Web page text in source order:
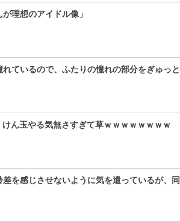
理想のアイドル像」
ているので、ふたりの憧れの部分をぎゅっと
玉やる気無さすぎて草ｗｗｗｗｗｗｗｗ
を感じさせないように気を遣っているが、同